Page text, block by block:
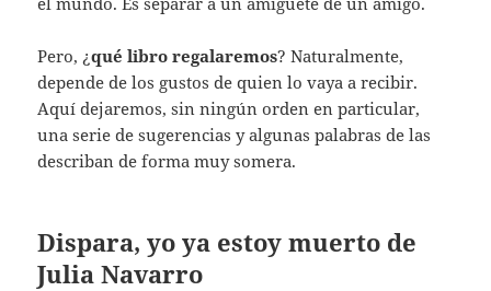
Pero, ¿qué libro regalaremos? Naturalmente,
depende de los gustos de quien lo vaya a recibir.
Aquí dejaremos, sin ningún orden en particular,
una serie de sugerencias y algunas palabras de las
describan de forma muy somera.
Dispara, yo ya estoy muerto de
Julia Navarro